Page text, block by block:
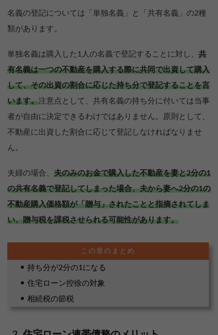
名義の登記については「単独名義」と「共有名義」の2種
類があります。
単独名義は購入した1人の名義で登記することに対し、 共
有名義は一つの不動産を購入する際に共同で出資して購入
して、その出資の割合に応じた持ち分で登記することを言
います。注意点として、共有名義の持ち分に付いては当事
者が自由に決定できるわけではありません。原則として、
不動産に出資した割合に応じて登記しなければなりませ
ん。
夫婦の場合、 夫のみのお金で購入した不動産を妻と2分の1
の共有名義で登記してしまった場合、夫から妻へ2分の1の
不動産購入価格額が「贈与」されたことと指摘されてしま
い、贈与税を課税させられる可能性があります。
持ち分が2分の1になる
住宅ローン控徐の対象
相続税の節税